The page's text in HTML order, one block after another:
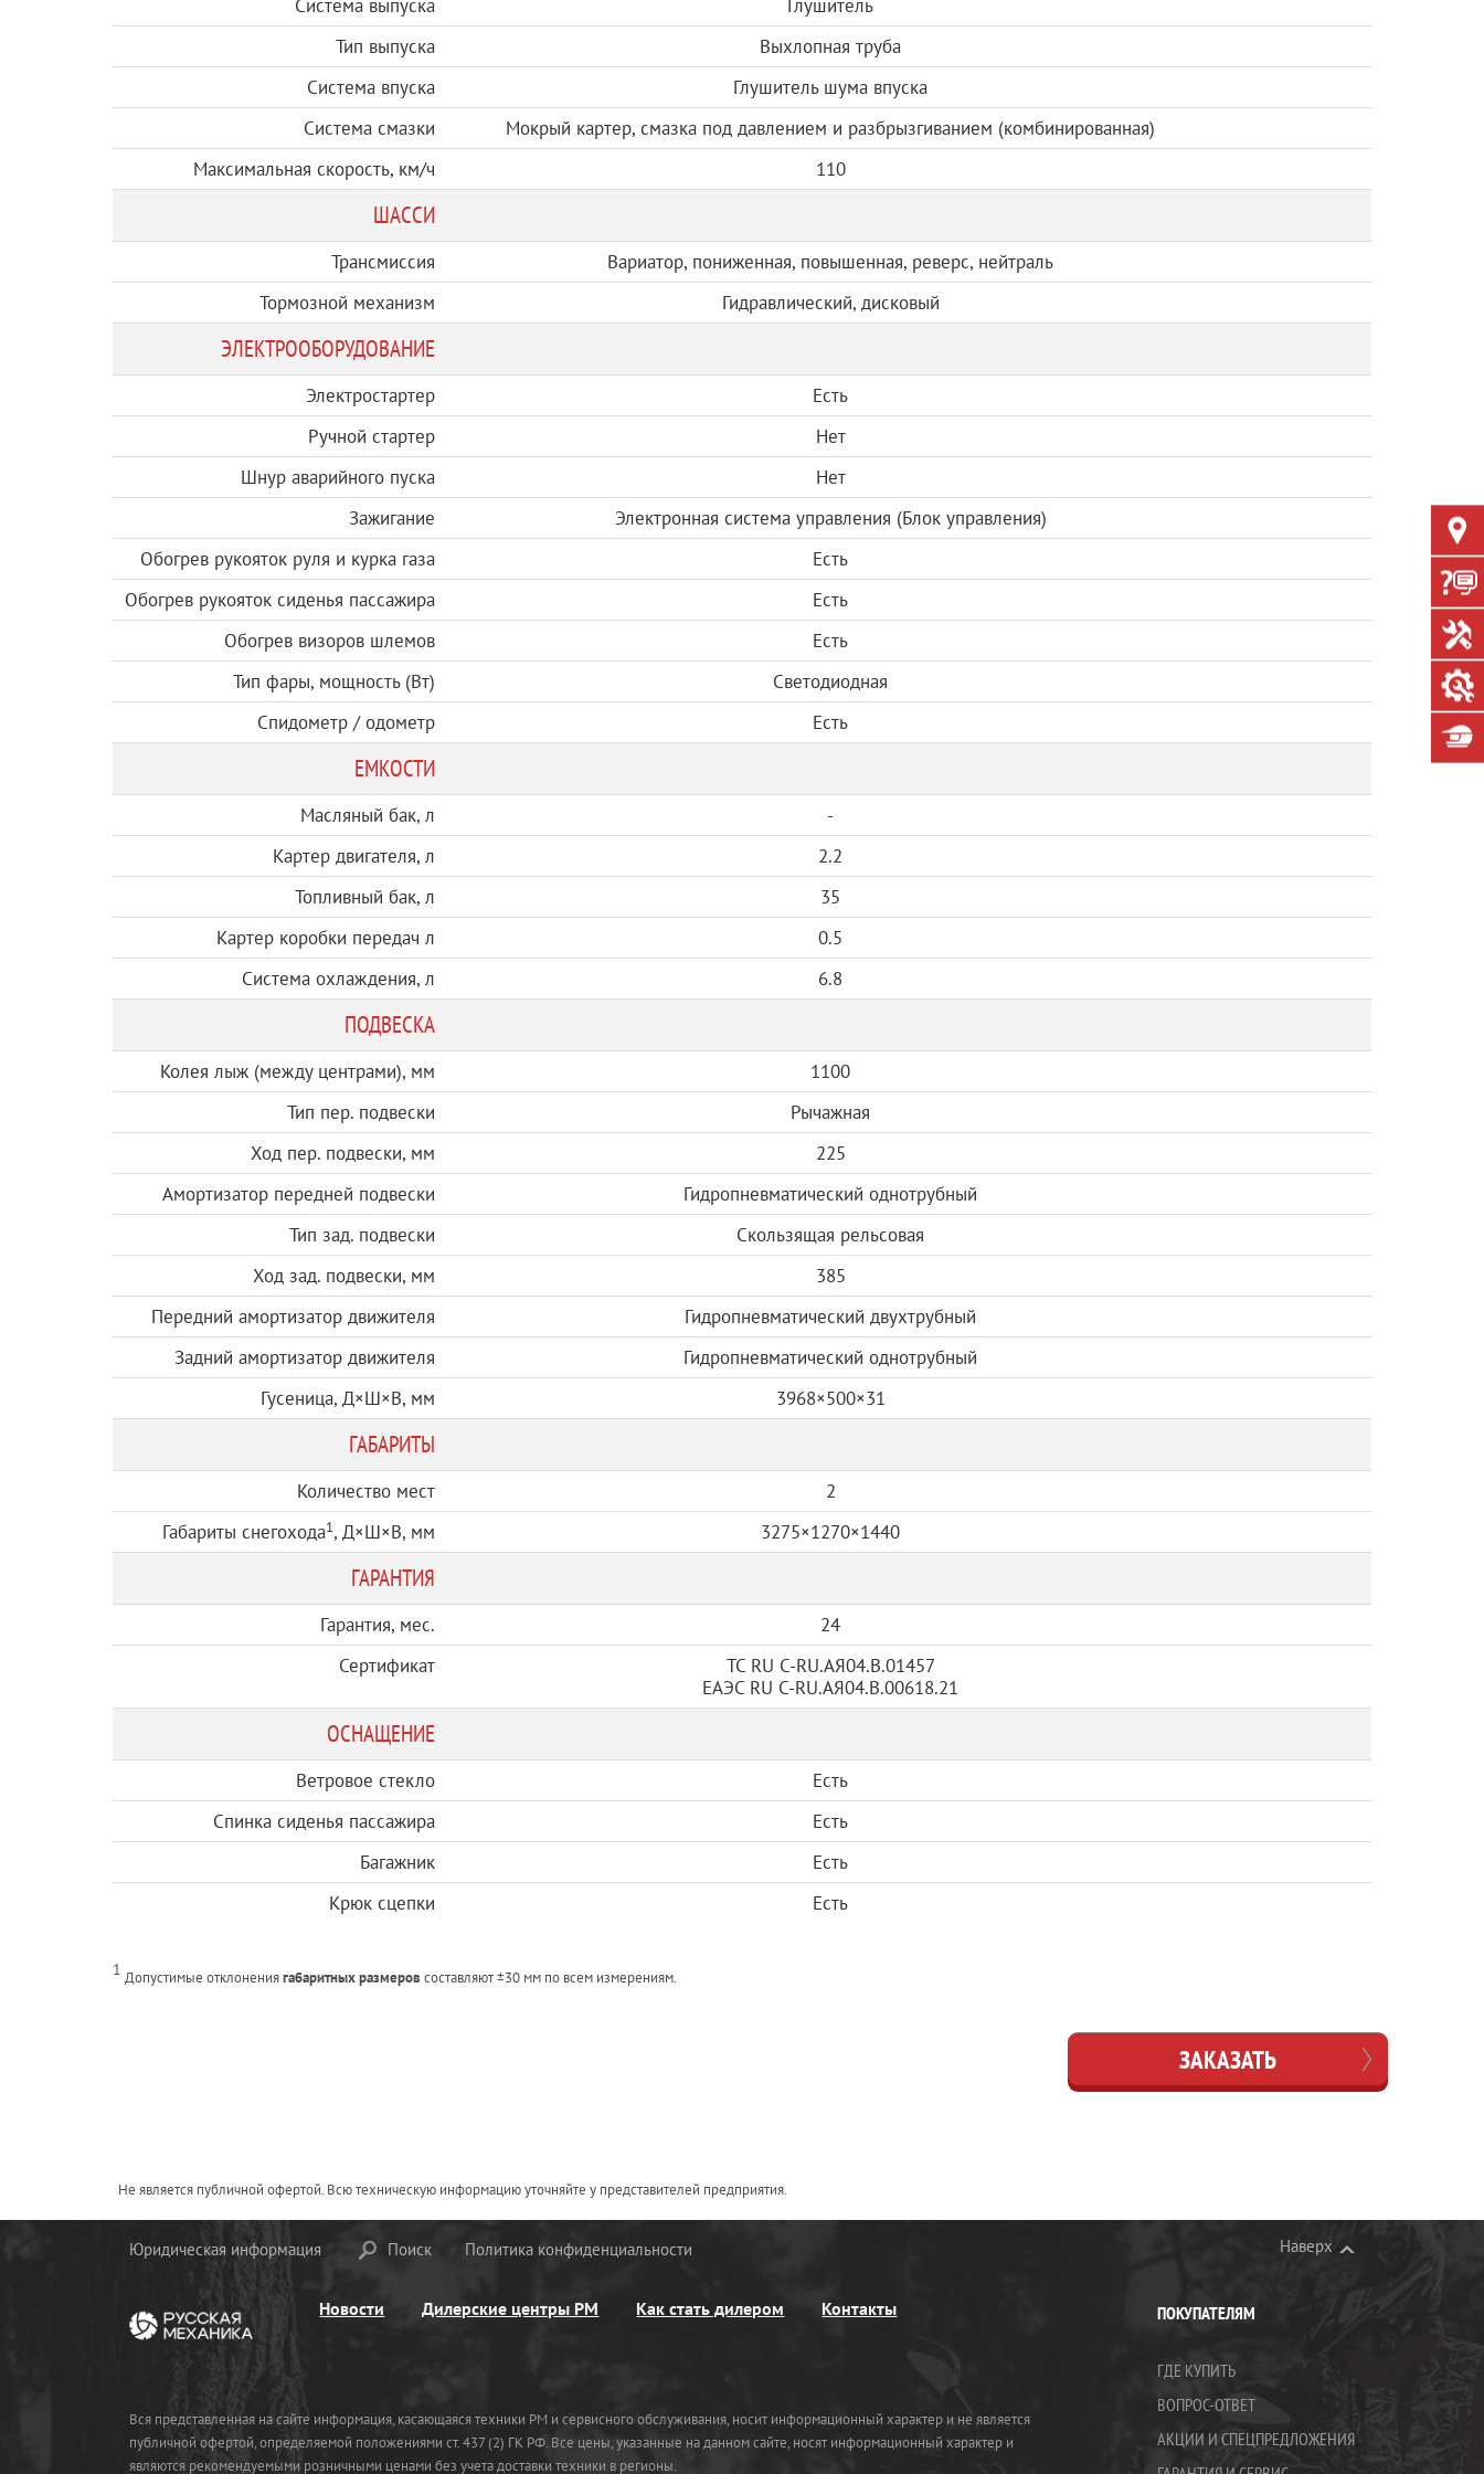
Система выпуска
Глушитель
Тип выпуска
Выхлопная труба
Система впуска
Глушитель шума впуска
Система смазки
Мокрый картер, смазка под давлением и разбрызгиванием (комбинированная)
Максимальная скорость, км/ч 110
ШАССИ
Трансмиссия
Вариатор, пониженная, повышенная, реверс, нейтраль
Тормозной механизм
Гидравлический, дисковый
ЭЛЕКТРООБОРУДОВАНИЕ
Электростартер
Есть
Ручной стартер
Нет
Шнур аварийного пуска
Нет
Зажигание
Электронная система управления (Блок управления)
Обогрев рукояток руля и курка газа
Есть
Обогрев рукояток сиденья пассажира
Есть
Обогрев визоров шлемов
Есть
Тип фары, мощность (Вт)
Светодиодная
Спидометр / одометр
Есть
ЕМКОСТИ
Масляный бак, л
-
Картер двигателя, л
2.2
Топливный бак, л
35
Картер коробки передач л
0.5
Система охлаждения, л
6.8
ПОДВЕСКА
Колея лыж (между центрами), мм
1100
Тип пер. подвески
Рычажная
Ход пер. подвески, мм
225
Амортизатор передней подвески
Гидропневматический однотрубный
Тип зад. подвески
Скользящая рельсовая
Ход зад. подвески, мм
385
Передний амортизатор движителя
Гидропневматический двухтрубный
Задний амортизатор движителя
Гидропневматический однотрубный
Гусеница, Д×Ш×В, мм
3968×500×31
ГАБАРИТЫ
Количество мест
2
Габариты снегохода1, Д×Ш×В, мм 3275×1270×1440
ГАРАНТИЯ
Гарантия, мес.
24
Сертификат
ТС RU C-RU.АЯ04.В.01457
ЕАЭС RU С-RU.АЯ04.В.00618.21
ОСНАЩЕНИЕ
Ветровое стекло
Есть
Спинка сиденья пассажира
Есть
Багажник
Есть
Крюк сцепки
Есть
1 Допустимые отклонениягабаритных размеров составляют ±30 мм по всем измерениям.
ЗАКАЗАТЬ
Не является публичной офертой. Всю техническую информацию уточняйте у представителей предприятия.
Юридическая информация Поиск Политика конфиденциальности Наверх
Новости Дилерские центры РМ Как стать дилером Контакты
Вся представленная на сайте информация, касающаяся техники РМ и сервисного обслуживания, носит информационный характер и не является
публичной офертой, определяемой положениями ст. 437 (2) ГК РФ. Все цены, указанные на данном сайте, носят информационный характер и
являются рекомендуемыми розничными ценами без учета доставки техники в регионы.
ПОКУПАТЕЛЯМ
ГДЕ КУПИТЬ
ВОПРОС-ОТВЕТ
АКЦИИ И СПЕЦПРЕДЛОЖЕНИЯ